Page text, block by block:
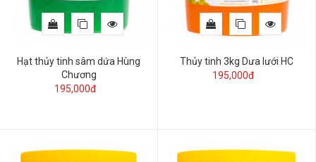
Hạt thủy tinh sâm dứa Hùng
Chương
195,000đ
Thủy tinh 3kg Dưa lưới HC
195,000đ